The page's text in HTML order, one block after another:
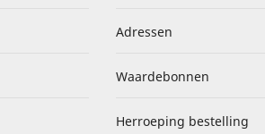
Adressen
Waardebonnen
Herroeping bestelling